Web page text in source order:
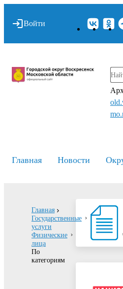
Войти
Главная Новости
Главная
Государственные
услуги
Физические
лица
По
категориям